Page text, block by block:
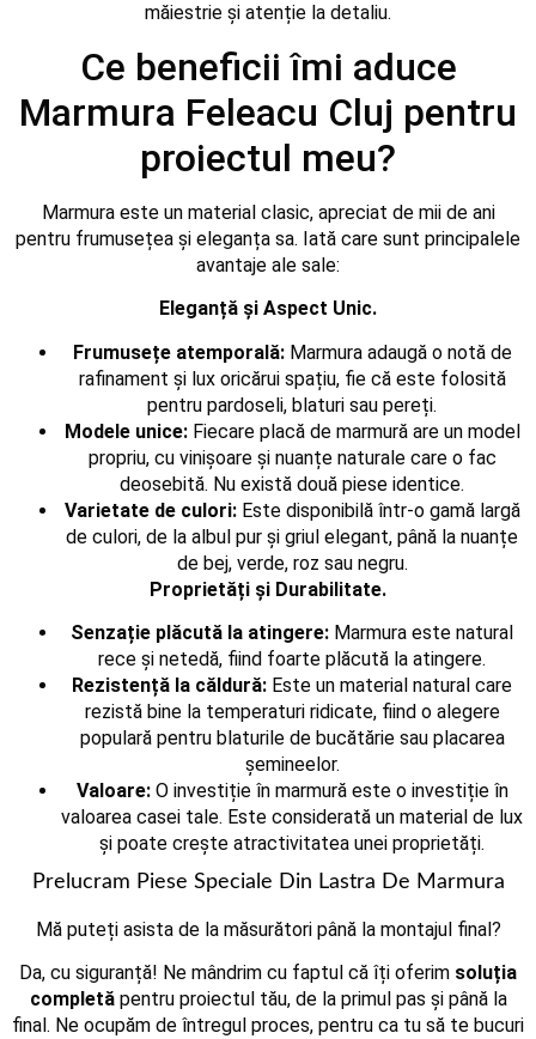
măiestrie și atenție la detaliu.
Ce beneficii îmi aduce
Marmura Feleacu Cluj pentru
proiectul meu?
Marmura este un material clasic, apreciat de mii de ani
pentru frumusețea și eleganța sa. Iată care sunt principalele
avantaje ale sale:
Eleganță și Aspect Unic.
Frumusețe atemporală:Marmura adaugă o notă de
rafinament și lux oricărui spațiu, fie că este folosită
pentru pardoseli, blaturi sau pereți.
Modele unice:Fiecare placă de marmură are un model
propriu, cu vinișoare și nuanțe naturale care o fac
deosebită. Nu există două piese identice.
Varietate de culori:Este disponibilă într-o gamă largă
de culori, de la albul pur și griul elegant, până la nuanțe
de bej, verde, roz sau negru.
Proprietăți și Durabilitate.
Senzație plăcută la atingere: Marmura este natural
rece și netedă, fiind foarte plăcută la atingere.
Rezistență la căldură: Este un material natural care
rezistă bine la temperaturi ridicate, fiind o alegere
populară pentru blaturile de bucătărie sau placarea
șemineelor.
Valoare:O investiție în marmură este o investiție în
valoarea casei tale. Este considerată un material de lux
și poate crește atractivitatea unei proprietăți.
Prelucram Piese Speciale Din Lastra De Marmura
Mă puteți asista de la măsurători până la montajul final?
Da, cu siguranță! Ne mândrim cu faptul că îți oferim soluția
completăpentru proiectul tău, de la primul pas și până la
final. Ne ocupăm de întregul proces, pentru ca tu să te bucuri